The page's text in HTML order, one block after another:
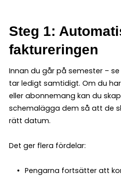
Steg 1:
faktureringen
Innan du går på semester –
tar ledigt samtidigt. Om du
eller abonnemang kan du
schemalägga dem så att de
rätt datum.
Det ger flera fördelar:
Pengarna fortsätter att